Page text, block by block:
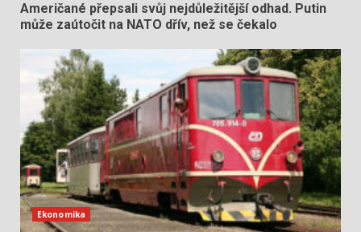
Američané přepsali svůj nejdůležitější odhad. Putin
může zaútočit na NATO dřív, než se čekalo
Ekonomika